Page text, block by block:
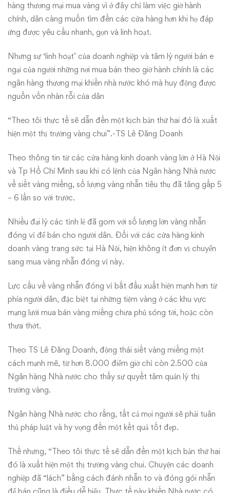
hàng thương mại mua vàng vì ở đây chỉ làm việc giờ hành
chính, dân càng muốn tìm đến các cửa hàng hơn khi họ đáp
ứng được yêu cầu nhanh, gọn và linh hoạt.
Nhưng sự ‘linh hoạt’ của doanh nghiệp và tâm lý người bán e
ngại của người những nơi mua bán theo giờ hành chính là các
ngân hàng thương mại khiến nhà nước khó mà huy động được
nguồn vốn nhàn rỗi của dân
“Theo tôi thực tế sẽ dẫn đến một kịch bản thứ hai đó là xuất
hiện một thị trường vàng chui”.-TS Lê Đăng Doanh
Theo thông tin từ các cửa hàng kinh doanh vàng lớn ở Hà Nội
và Tp Hồ Chí Minh sau khi có lệnh của Ngân hàng Nhà nước
về siết vàng miếng, số lượng vàng nhẫn tiêu thụ đã tăng gấp 5
– 6 lần so với trước.
Nhiều đại lý các tỉnh lẻ đã gom với số lượng lớn vàng nhẫn
đóng vỉ để bán cho người dân. Đối với các cửa hàng kinh
doanh vàng trang sức tại Hà Nội, hiện không ít đơn vị chuyển
sang mua vàng nhẫn đóng vỉ này.
Lực cầu về vàng nhẫn đóng vỉ bắt đầu xuất hiện mạnh hơn từ
phía người dân, đặc biệt tại những tiệm vàng ở các khu vực
mạng lưới mua bán vàng miếng chưa phủ sóng tới, hoặc còn
thưa thớt.
Theo TS Lê Đăng Doanh, động thái siết vàng miếng một
cách mạnh mẽ, từ hơn 8.000 điểm giờ chỉ còn 2.500 của
Ngân hàng Nhà nước cho thấy sự quyết tâm quản lý thị
trường vàng.
Ngân hàng Nhà nước cho rằng, tất cả mọi người sẽ phải tuân
thủ pháp luật và hy vọng đến một kết quả tốt đẹp.
Thế nhưng, “Theo tôi thực tế sẽ dẫn đến một kịch bản thứ hai
đó là xuất hiện một thị trường vàng chui. Chuyện các doanh
nghiệp đã “lách” bằng cách đánh nhẫn to và đóng gói nhẫn